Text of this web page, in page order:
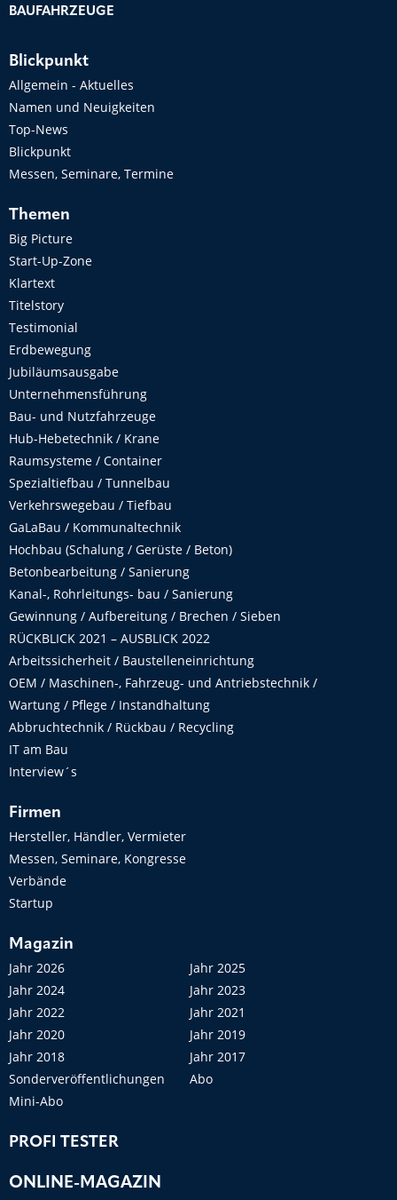
BAUFAHRZEUGE
Blickpunkt
Allgemein - Aktuelles
Namen und Neuigkeiten
Top-News
Blickpunkt
Messen, Seminare, Termine
Themen
Big Picture
Start-Up-Zone
Klartext
Titelstory
Testimonial
Erdbewegung
Jubiläumsausgabe
Unternehmensführung
Bau- und Nutzfahrzeuge
Hub-Hebetechnik / Krane
Raumsysteme / Container
Spezialtiefbau / Tunnelbau
Verkehrswegebau / Tiefbau
GaLaBau / Kommunaltechnik
Hochbau (Schalung / Gerüste / Beton)
Betonbearbeitung / Sanierung
Kanal-, Rohrleitungs- bau / Sanierung
Gewinnung / Aufbereitung / Brechen / Sieben
RÜCKBLICK 2021 – AUSBLICK 2022
Arbeitssicherheit / Baustelleneinrichtung
OEM / Maschinen-, Fahrzeug- und Antriebstechnik /
Wartung / Pflege / Instandhaltung
Abbruchtechnik / Rückbau / Recycling
IT am Bau
Interview´s
Firmen
Hersteller, Händler, Vermieter
Messen, Seminare, Kongresse
Verbände
Startup
Magazin
Jahr 2026
Jahr 2025
Jahr 2024
Jahr 2023
Jahr 2022
Jahr 2021
Jahr 2020
Jahr 2019
Jahr 2018
Jahr 2017
Sonderveröffentlichungen
Abo
Mini-Abo
PROFI TESTER
ONLINE-MAGAZIN